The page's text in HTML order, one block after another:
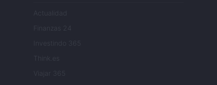
Actualidad
Finanzas 24
Investindo 365
Think.es
Viajar 365